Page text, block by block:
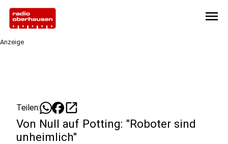
menu
Anzeige
Teilen: open_in_new
Von Null auf Potting: "Roboter sind
unheimlich"